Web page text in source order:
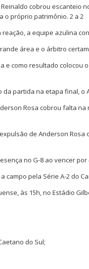
cobrou escanteio
o próprio patrimônio. 2 a 2
a equipe azulina
área e o árbitro
e como resultado
partida na etapa final, o
Rosa cobrou falta
de Anderson
no G-8 ao vencer por
campo pela Série A-2 do
às 15h, no Estádio
do Sul;